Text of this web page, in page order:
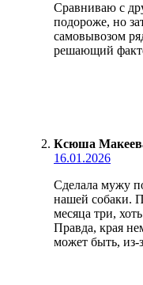
Сравниваю с
подороже, но
самовывозом
решающий
Ксюша
16.01.2026
Сделала мужу
нашей собаки.
месяца три,
Правда, края
может быть, из-